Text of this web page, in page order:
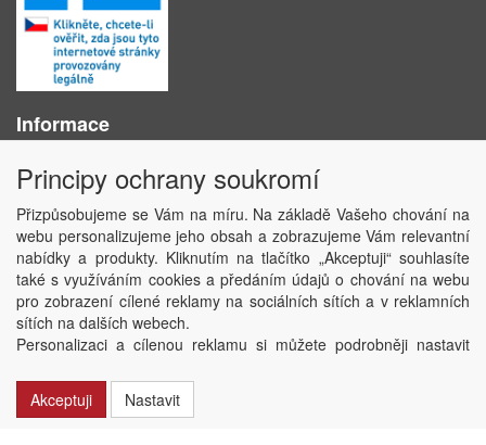
Informace
Obchodní podmínky
Ochrana osobních údajů
Kontakt
Losování účtenek
Aktuality
Nastavení soukromí
Copyright © ABRA Software a.s. 2020
Principy ochrany soukromí
Přizpůsobujeme se Vám na míru. Na základě Vašeho chování na
webu personalizujeme jeho obsah a zobrazujeme Vám relevantní
nabídky a produkty. Kliknutím na tlačítko „Akceptuji“ souhlasíte
také s využíváním cookies a předáním údajů o chování na webu
pro zobrazení cílené reklamy na sociálních sítích a v reklamních
sítích na dalších webech.
Personalizaci a cílenou reklamu si můžete podrobněji nastavit
Akceptuji
Nastavit